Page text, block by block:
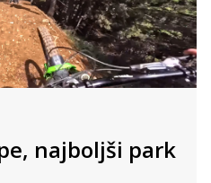
najboljši park